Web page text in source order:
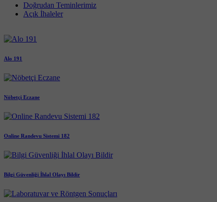
Doğrudan Teminlerimiz
Açık İhaleler
Alo 191
Nöbetçi Eczane
Online Randevu Sistemi 182
Bilgi Güvenliği İhlal Olayı Bildir